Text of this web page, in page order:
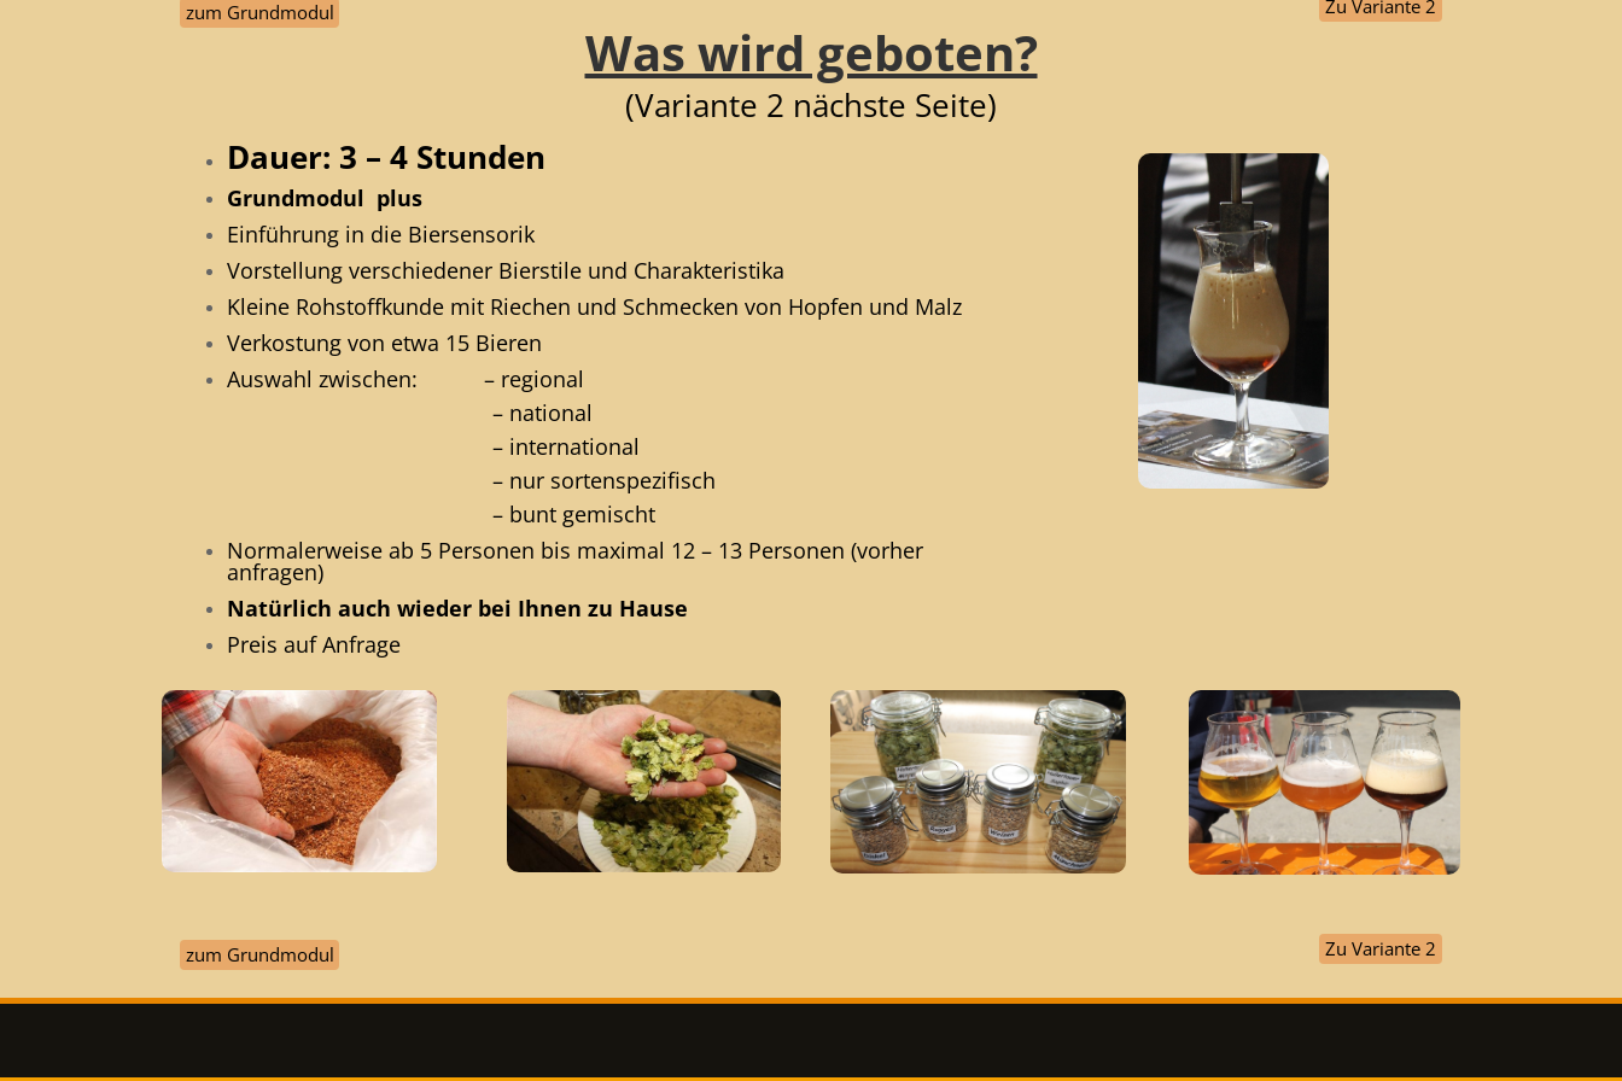
zum Grundmodul Zu Variante 2
Was wird geboten?
(Variante 2 nächste Seite)
Dauer: 3 – 4 Stunden
Grundmodul plus
Einführung in die Biersensorik
Vorstellung verschiedener Bierstile und Charakteristika
Kleine Rohstoffkunde mit Riechen und Schmecken von Hopfen und Malz
Verkostung von etwa 15 Bieren
Auswahl zwischen: – regional
– national
– international
– nur sortenspezifisch
– bunt gemischt
Normalerweise ab 5 Personen bis maximal 12 – 13 Personen (vorher
anfragen)
Natürlichauch wieder bei Ihnen zu Hause
Preis auf Anfrage
zum Grundmodul Zu Variante 2